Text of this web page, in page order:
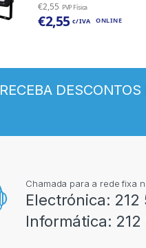
€2,55 PVP Física
€2,55 c/ IVA ONLINE
RECEBA
Chamada para a rede fixa
Electrónica: 212
Informática: